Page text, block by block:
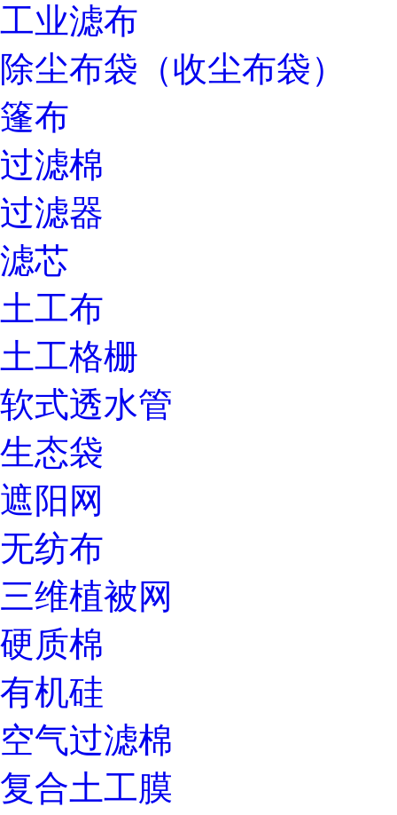
工业滤布
除尘布袋（收尘布袋）
篷布
过滤棉
过滤器
滤芯
土工布
土工格栅
软式透水管
生态袋
遮阳网
无纺布
三维植被网
硬质棉
有机硅
空气过滤棉
复合土工膜